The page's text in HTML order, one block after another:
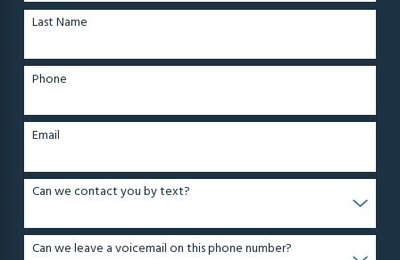
Last Name
Phone
Email
Can we contact you by text?
Can we leave a voicemail on this phone number?